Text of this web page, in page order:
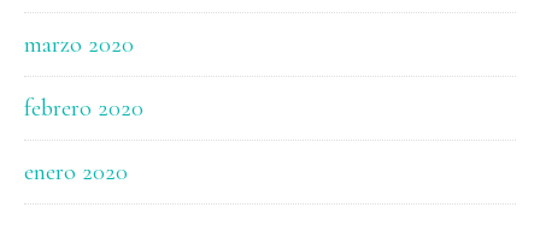
marzo 2020
febrero 2020
enero 2020